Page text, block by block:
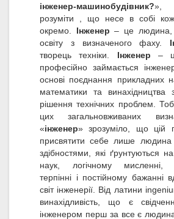
інженер-машинобудівник?»,
розуміти , що несе в собі
окремо. Інженер – це людина,
освіту з визначеного фаху.
творець техніки. Інженер –
професійно займається
основі поєднання прикладних
математики та винахідництва
рішення технічних проблем.
цих загальновживаних
«інженер» зрозуміло, що цій
присвятити себе лише
здібностями, які ґрунтуються
наук, логічному мисленні,
терпінні і постійному бажанні
світ інженерії. Від латини
винахідливість, що є
інженером перш за все є